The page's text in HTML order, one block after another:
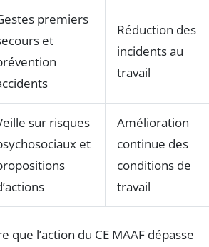
premiers
et
Réduction des
incidents au
travail
sur risques
et
Amélioration
continue des
conditions de
travail
que l’action du CE MAAF dépasse